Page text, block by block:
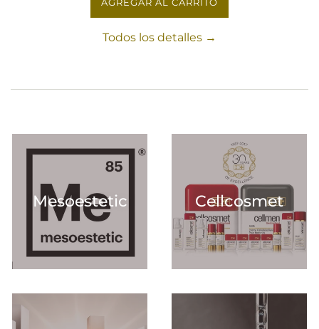
Todos los detalles →
Mesoestetic Cellcosmet